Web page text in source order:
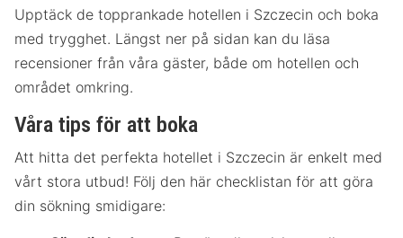
Upptäck de topprankade hotellen i Szczecin och boka
med trygghet. Längst ner på sidan kan du läsa
recensioner från våra gäster, både om hotellen och
området omkring.
Våra tips för att boka
Att hitta det perfekta hotellet i Szczecin är enkelt med
vårt stora utbud! Följ den här checklistan för att göra
din sökning smidigare: